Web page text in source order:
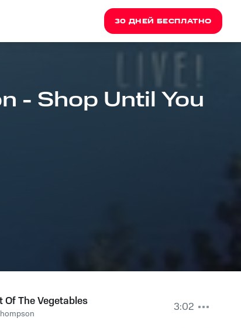
30 ДНЕЙ БЕСПЛАТНО
- Shop Until You
Of The Vegetables
3:02